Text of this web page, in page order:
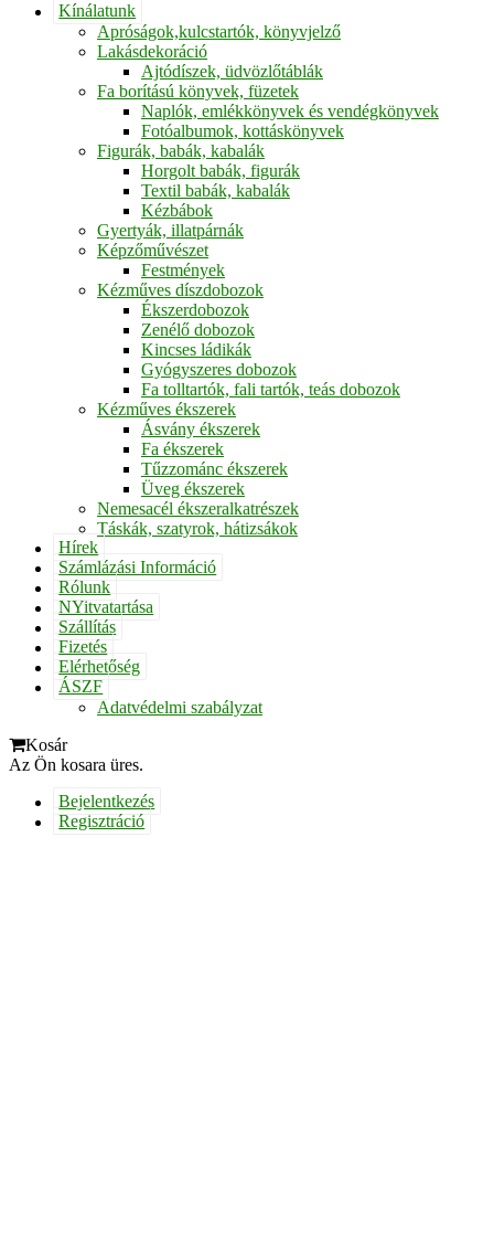
Kínálatunk
Apróságok,kulcstartók, könyvjelző
Lakásdekoráció
Ajtódíszek, üdvözlőtáblák
Fa borítású könyvek, füzetek
Naplók, emlékkönyvek és vendégkönyvek
Fotóalbumok, kottáskönyvek
Figurák, babák, kabalák
Horgolt babák, figurák
Textil babák, kabalák
Kézbábok
Gyertyák, illatpárnák
Képzőművészet
Festmények
Kézműves díszdobozok
Ékszerdobozok
Zenélő dobozok
Kincses ládikák
Gyógyszeres dobozok
Fa tolltartók, fali tartók, teás dobozok
Kézműves ékszerek
Ásvány ékszerek
Fa ékszerek
Tűzzománc ékszerek
Üveg ékszerek
Nemesacél ékszeralkatrészek
Táskák, szatyrok, hátizsákok
Hírek
Számlázási Információ
Rólunk
NYitvatartása
Szállítás
Fizetés
Elérhetőség
ÁSZF
Adatvédelmi szabályzat
Kosár
Az Ön kosara üres.
Bejelentkezés
Regisztráció